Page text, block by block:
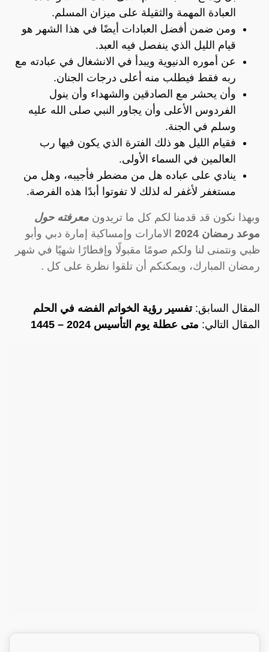
العبادة المهمة والثقيلة على ميزان المسلم.
ومن ضمن أفضل العبادات أيضًا في هذا الشهر هو
قيام الليل الذي ينفصل فيه العبد.
عن أموره الدنيوية ويبدأ في الانشغال في عبادته مع
ربه فقط فيطلب منه أعلى درجات الجنان.
وأن يحشر مع الصادقين والشهداء وأن ينول
الفردوس الأعلى وأن يجاور النبي صلى الله عليه
وسلم في الجنة.
فقيام الليل هو ذلك الفترة الذي يكون فيها رب
العالمين في السماء الأولى.
ينادي على عباده هل من مضطر فأجيبه، وهل من
مستغفر لأغفر له لذلك لا تفوتوا أبدًا هذه الفرصة.
وبهذا نكون قد قدمنا لكم كل ما تريدون معرفته حول
موعد رمضان 2024
الامارات وإمساكية إمارة دبي وأبو
ظبي ونتمنى لنا ولكم صومًا مقبولًا وإفطارًا شهيًا في شهر
رمضان المبارك، ويمكنكم أن تلقوا نظرة على كل .
المقال السابق:تفسير رؤية الخواتم الفضه في الحلم
المقال التالي: متى عطلة يوم التأسيس 2024 – 1445